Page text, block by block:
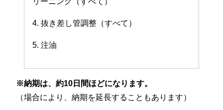
4. 抜き差し管調整（すべて）
5. 注油
※納期は、約10日間ほどになります。
（場合により、納期を延長することもあります）